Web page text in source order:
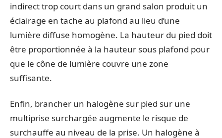
indirect trop court dans un grand salon produit un
éclairage en tache au plafond au lieu d’une
lumière diffuse homogène. La hauteur du pied doit
être proportionnée à la hauteur sous plafond pour
que le cône de lumière couvre une zone
suffisante.
Enfin, brancher un halogène sur pied sur une
multiprise surchargée augmente le risque de
surchauffe au niveau de la prise. Un halogène à